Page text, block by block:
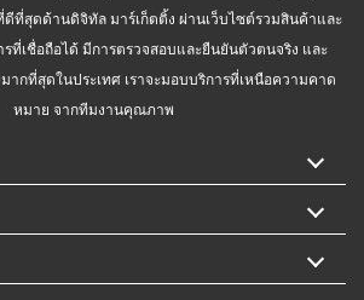
ที่สุดด้านดิจิทัล มาร์เก็ตติ้ง ผ่านเว็บไซต์รวมสินค้าและ
ที่เชื่อถือได้ มีการตรวจสอบและยืนยันตัวตนจริง และ
กที่สุดในประเทศ เราจะมอบบริการที่เหนือความคาด
หมาย จากทีมงานคุณภาพ